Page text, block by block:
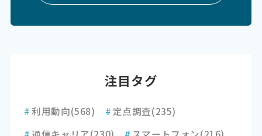
注目タグ
#利用動向(568) # 定点調査(235)